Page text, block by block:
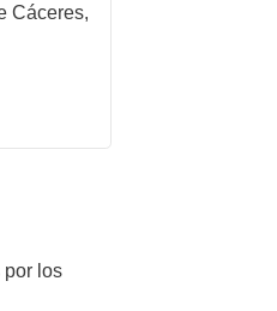
Cáceres,
por los